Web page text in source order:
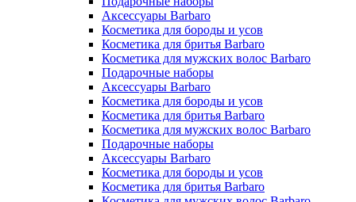
Аксессуары Barbaro
Косметика для бороды и усов
Косметика для бритья Barbaro
Косметика для мужских волос Barbaro
Подарочные наборы
Аксессуары Barbaro
Косметика для бороды и усов
Косметика для бритья Barbaro
Косметика для мужских волос Barbaro
Подарочные наборы
Аксессуары Barbaro
Косметика для бороды и усов
Косметика для бритья Barbaro